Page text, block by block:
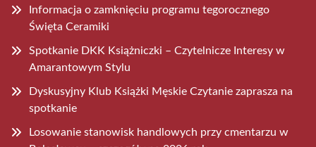
Informacja o zamknięciu programu tegorocznego
Święta Ceramiki
Spotkanie DKK Książniczki – Czytelnicze Interesy w
Amarantowym Stylu
Dyskusyjny Klub Książki Męskie Czytanie zaprasza na
spotkanie
Losowanie stanowisk handlowych przy cmentarzu w